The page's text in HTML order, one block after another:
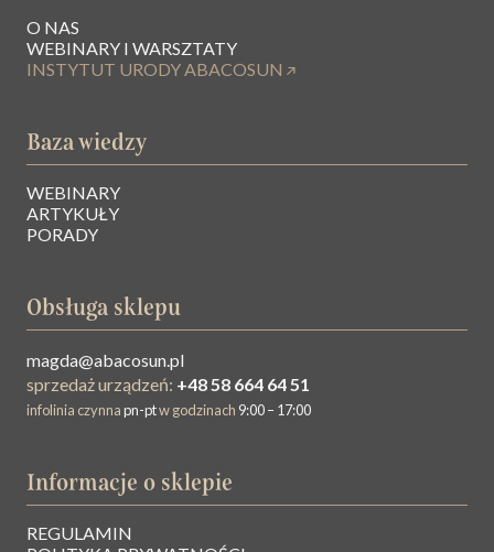
O NAS
Baza wiedzy
WEBINARY
ARTYKUŁY
PORADY
Obsługa sklepu
magda@abacosun.pl
sprzedaż urządzeń: +48 58 664 64 51
infolinia czynnapn-ptw godzinach 9:00 – 17:00
O NAS
WEBINARY I WARSZTATY
INSTYTUT URODY ABACOSUN
Informacje o sklepie
REGULAMIN